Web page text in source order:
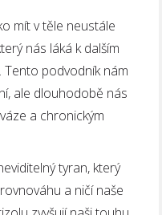
mít v těle neustále
nás láká k dalším
Tento podvodník nám
ale dlouhodobě nás
a chronickým
tyran, který
a ničí naše